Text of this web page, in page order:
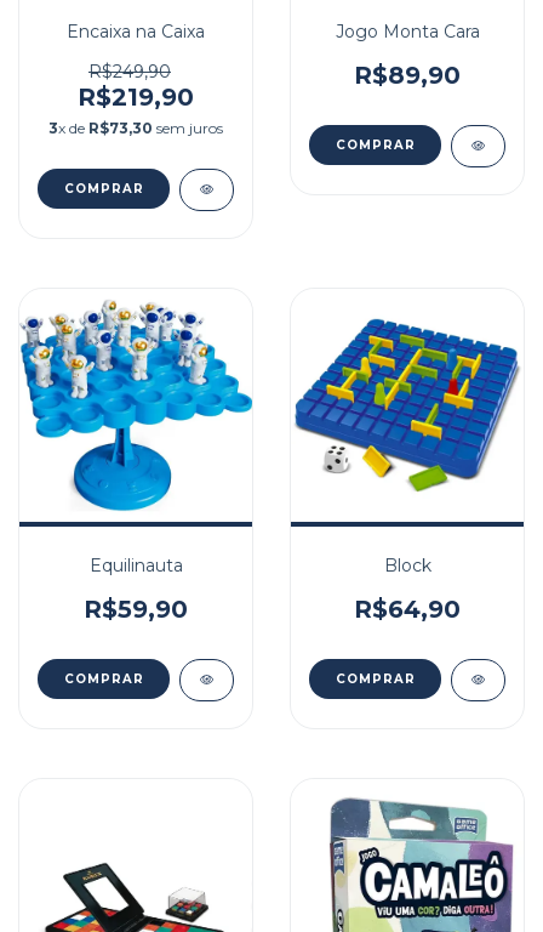
Encaixa na Caixa
R$249,90
R$219,90
3x de R$73,30 sem juros
Jogo Monta Cara
R$89,90
Equilinauta
R$59,90
Block
R$64,90